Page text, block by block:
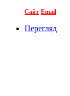
Сайт Email
Перегляд